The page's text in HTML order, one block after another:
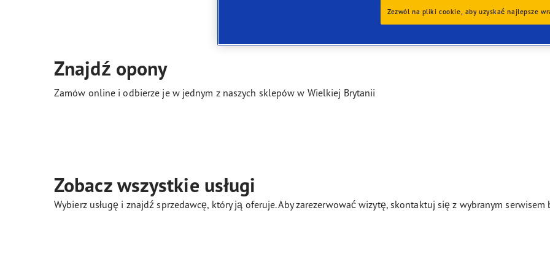
Znajdź opony
Zamów online i odbierze je w jednym z naszych sklepów w Wielkiej Brytanii
Zobacz wszystkie usługi
Wybierz usługę i znajdź sprzedawcę, który ją oferuje. Aby zarezerwować wizytę, skontaktuj się z wybranym serwisem
Zezwól na pliki cookie, aby uzyskać najlepsze